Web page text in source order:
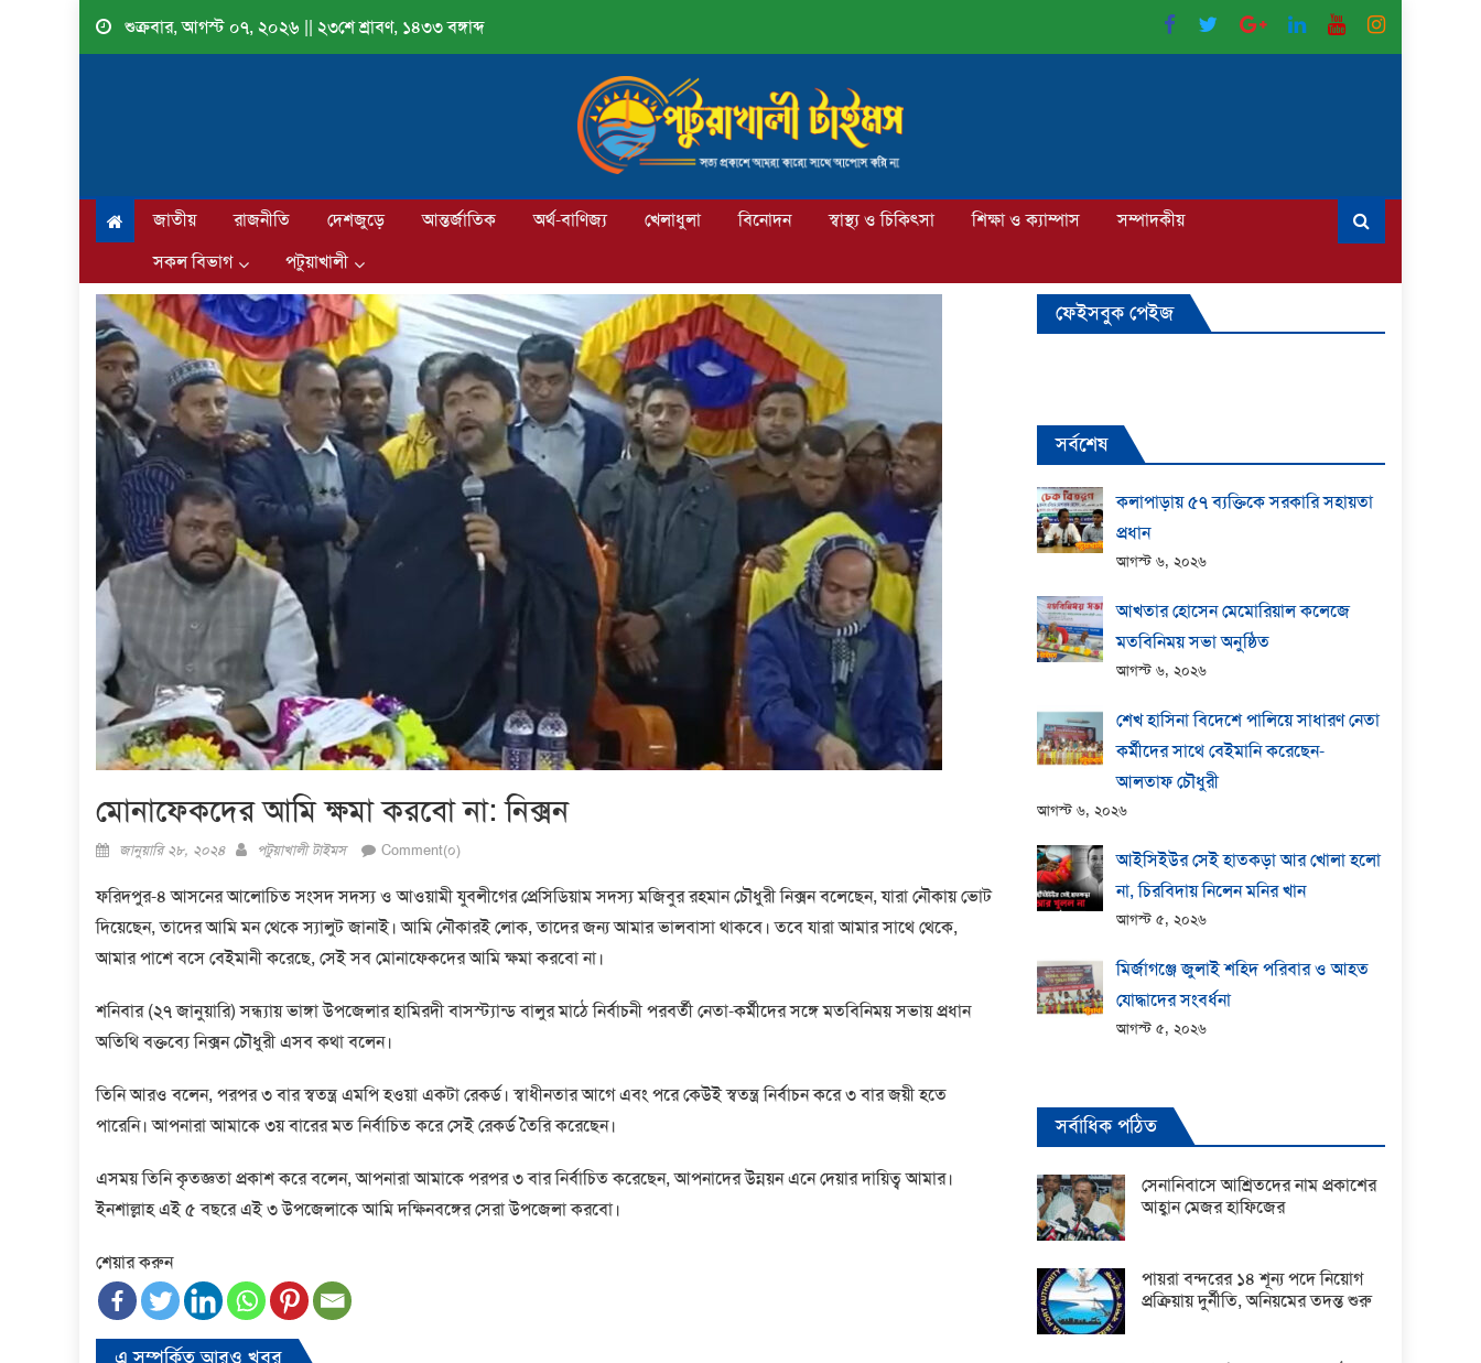
Skip
শুক্রবার, আগস্ট ০৭, ২০২৬ || ২৩শে শ্রাবণ, ১৪৩৩ বঙ্গাব্দ
জাতীয় রাজনীতি দেশজুড়ে আন্তর্জাতিক অর্থ-বাণিজ্য খেলাধুলা বিনোদন স্বাস্থ্য ও চিকিৎসা শিক্ষা ও ক্যাম্পাস
সম্পাদকীয়
সকল বিভাগ
পটুয়াখালী
মোনাফেকদের আমি ক্ষমা করবো না: নিক্সন
Posted
জানুয়ারি ২৮, ২০২৪ Author
পটুয়াখালী টাইমস Comment(০)
ফরিদপুর-৪ আসনের আলোচিত সংসদ সদস্য ও আওয়ামী যুবলীগের প্রেসিডিয়াম সদস্য মজিবুর রহমান চৌধুরী নিক্সন বলেছেন, যারা নৌকায় ভোট
দিয়েছেন, তাদের আমি মন থেকে স্যালুট জানাই। আমি নৌকারই লোক, তাদের জন্য আমার ভালবাসা থাকবে। তবে যারা আমার সাথে থেকে,
আমার পাশে বসে বেইমানী করেছে, সেই সব মোনাফেকদের আমি ক্ষমা করবো না।
শনিবার (২৭ জানুয়ারি) সন্ধ্যায় ভাঙ্গা উপজেলার হামিরদী বাসস্ট্যান্ড বালুর মাঠে নির্বাচনী পরবর্তী নেতা-কর্মীদের সঙ্গে মতবিনিময় সভায় প্রধান
অতিথি বক্তব্যে নিক্সন চৌধুরী এসব কথা বলেন।
তিনি আরও বলেন, পরপর ৩ বার স্বতন্ত্র এমপি হওয়া একটা রেকর্ড। স্বাধীনতার আগে এবং পরে কেউই স্বতন্ত্র নির্বাচন করে ৩ বার জয়ী হতে
পারেনি। আপনারা আমাকে ৩য় বারের মত নির্বাচিত করে সেই রেকর্ড তৈরি করেছেন।
এসময় তিনি কৃতজ্ঞতা প্রকাশ করে বলেন, আপনারা আমাকে পরপর ৩ বার নির্বাচিত করেছেন, আপনাদের উন্নয়ন এনে দেয়ার দায়িত্ব আমার।
ইনশাল্লাহ এই ৫ বছরে এই ৩ উপজেলাকে আমি দক্ষিনবঙ্গের সেরা উপজেলা করবো।
শেয়ার করুন
এ সম্পর্কিত আরও খবর
ফেইসবুক পেইজ
সর্বশেষ
কলাপাড়ায় ​৫৭ ব্যক্তিকে সরকারি সহায়তা
প্রধান
আগস্ট ৬, ২০২৬
আখতার হোসেন মেমোরিয়াল কলেজে
মতবিনিময় সভা অনুষ্ঠিত
আগস্ট ৬, ২০২৬
শেখ হাসিনা বিদেশে পালিয়ে সাধারণ নেতা
কর্মীদের সাথে বেইমানি করেছেন-
আলতাফ চৌধুরী
আগস্ট ৬, ২০২৬
আইসিইউর সেই হাতকড়া আর খোলা হলো
না, চিরবিদায় নিলেন মনির খান
আগস্ট ৫, ২০২৬
মির্জাগঞ্জে জুলাই শহিদ পরিবার ও আহত
যোদ্ধাদের সংবর্ধনা
আগস্ট ৫, ২০২৬
সর্বাধিক পঠিত
সেনানিবাসে আশ্রিতদের নাম প্রকাশের
আহ্বান মেজর হাফিজের
পায়রা বন্দরের ১৪ শূন্য পদে নিয়োগ
প্রক্রিয়ায় দুর্নীতি, অনিয়মের তদন্ত শুরু